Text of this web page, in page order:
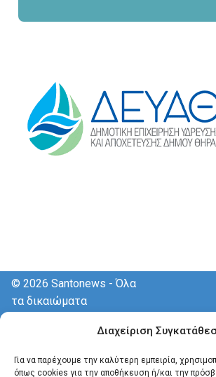
Διαχείριση
Για να παρέχουμε την καλύτερη εμπειρία,
όπως cookies για την αποθήκευση ή/και την
© 2026 Santonews - Όλα
τα δικαιώματα